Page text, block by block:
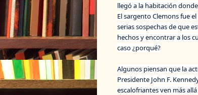
llegó a la habitación
El sargento Clemons fue
serias sospechas de que
hechos y encontrar a los
caso ¿porqué?
Algunos piensan que la
Presidente John F.
escalofriantes ven más